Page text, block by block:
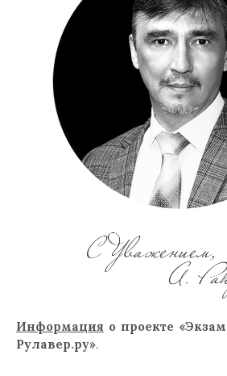
Информация о проекте
Рулавер.ру».